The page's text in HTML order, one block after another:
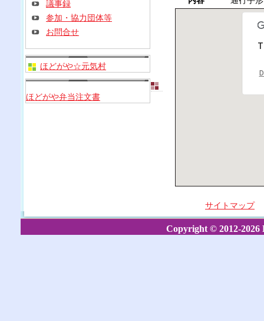
議事録
参加・協力団体等
お問合せ
ほどがや☆元気村
ほどがや弁当注文書
サイトマップ
Copyright © 2012-2026